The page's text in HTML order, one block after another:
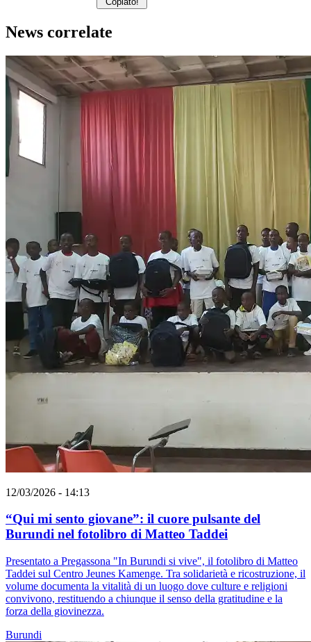
News correlate
12/03/2026 - 14:13
“Qui mi sento giovane”: il cuore pulsante del
Burundi nel fotolibro di Matteo Taddei
Presentato a Pregassona "In Burundi si vive", il fotolibro di Matteo
Taddei sul Centro Jeunes Kamenge. Tra solidarietà e ricostruzione, il
volume documenta la vitalità di un luogo dove culture e religioni
convivono, restituendo a chiunque il senso della gratitudine e la
forza della giovinezza.
Burundi